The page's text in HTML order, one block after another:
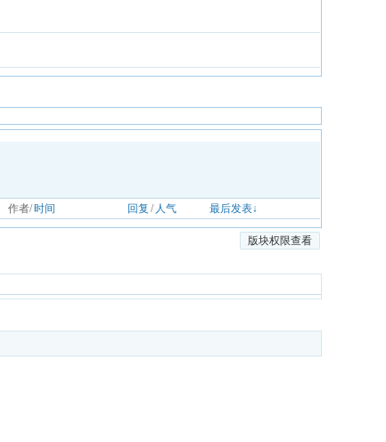
作者/ 时间 回复 / 人气 最后发表↓
版块权限查看